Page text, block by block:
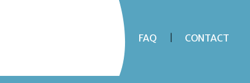
FAQ CONTACT